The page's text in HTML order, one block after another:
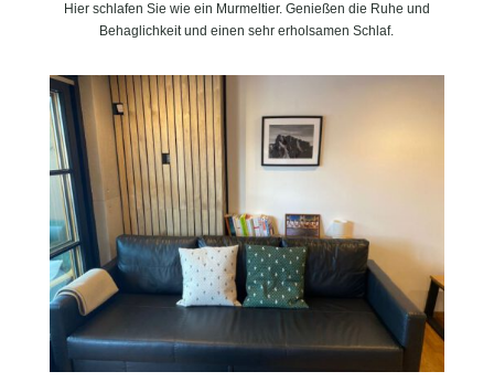
Hier schlafen Sie wie ein Murmeltier. Genießen die Ruhe und
Behaglichkeit und einen sehr erholsamen Schlaf.